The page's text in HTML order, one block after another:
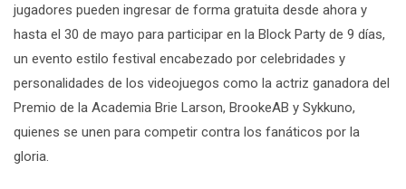
jugadores pueden ingresar de forma gratuita desde ahora y
hasta el 30 de mayo para participar en la Block Party de 9 días,
un evento estilo festival encabezado por celebridades y
personalidades de los videojuegos como la actriz ganadora del
Premio de la Academia Brie Larson, BrookeAB y Sykkuno,
quienes se unen para competir contra los fanáticos por la
gloria.